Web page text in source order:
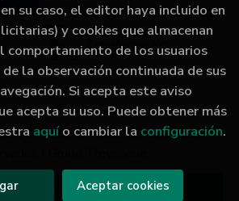
cesta
IMAGINA. Todos los Derechos
su caso, el editor haya incluido en
y cookies que almacenan
comportamiento de los usuarios
la observación continuada de sus
Si acepta este aviso
acepta su uso. Puede obtener más
aquío cambiar la configuración.
Aceptar cookies